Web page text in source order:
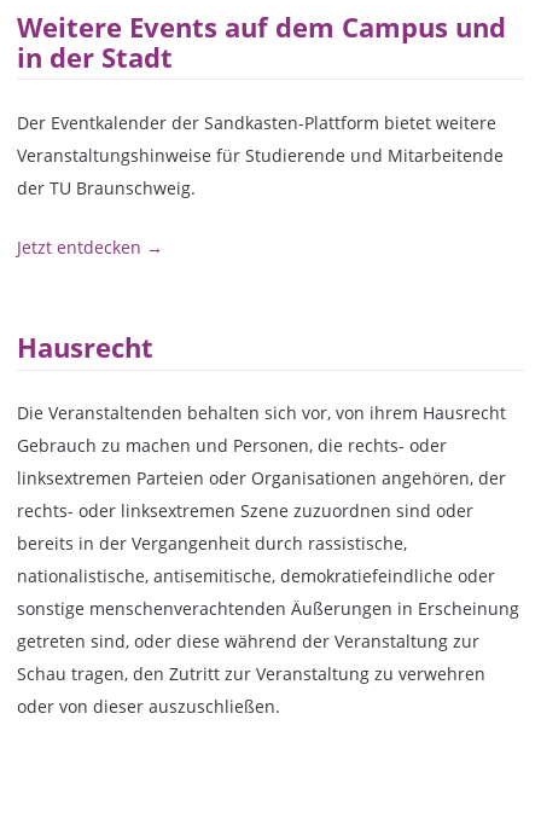
Weitere Events auf dem Campus und
in der Stadt
Der Eventkalender der Sandkasten-Plattform bietet weitere
Veranstaltungshinweise für Studierende und Mitarbeitende
der TU Braunschweig.
Jetzt entdecken →
Hausrecht
Die Veranstaltenden behalten sich vor, von ihrem Hausrecht
Gebrauch zu machen und Personen, die rechts- oder
linksextremen Parteien oder Organisationen angehören, der
rechts- oder linksextremen Szene zuzuordnen sind oder
bereits in der Vergangenheit durch rassistische,
nationalistische, antisemitische, demokratiefeindliche oder
sonstige menschenverachtenden Äußerungen in Erscheinung
getreten sind, oder diese während der Veranstaltung zur
Schau tragen, den Zutritt zur Veranstaltung zu verwehren
oder von dieser auszuschließen.